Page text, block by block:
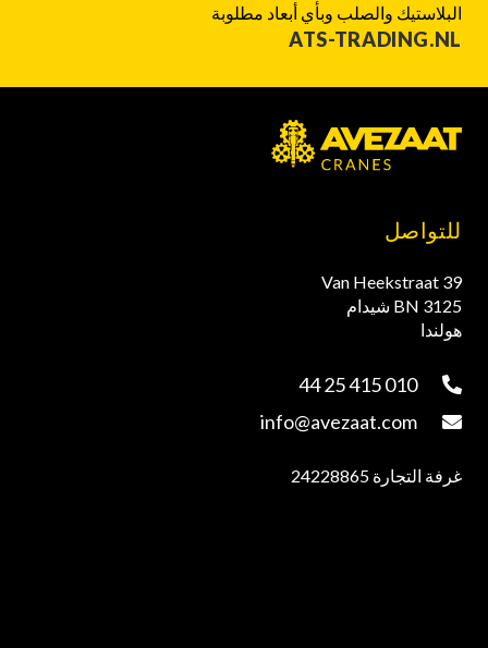
البلاستيك والصلب وبأي أبعاد مطلوبة
ATS-TRADING.NL
للتواصل
Van Heekstraat 39
3125 BN شيدام
هولندا
010 415 25 44
غرفة التجارة 24228865